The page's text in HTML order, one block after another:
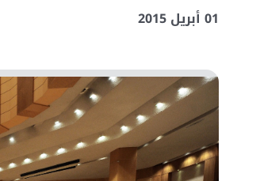
01 أبريل 2015